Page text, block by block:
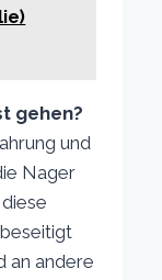
gehen?
und
Nager
an andere